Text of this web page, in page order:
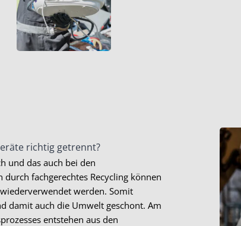
richtig getrennt?
und das auch bei den
durch fachgerechtes Recycling können
werden. Somit
damit auch die Umwelt geschont. Am
entstehen aus den